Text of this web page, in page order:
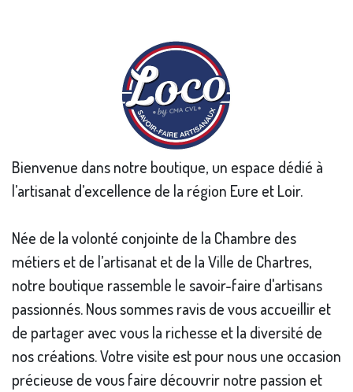
Bienvenue dans notre boutique, un espace dédié à
l’artisanat d’excellence de la région Eure et Loir.
Née de la volonté conjointe de la Chambre des
métiers et de l’artisanat et de la Ville de Chartres,
notre boutique rassemble le savoir-faire d'artisans
passionnés. Nous sommes ravis de vous accueillir et
de partager avec vous la richesse et la diversité de
nos créations. Votre visite est pour nous une occasion
précieuse de vous faire découvrir notre passion et